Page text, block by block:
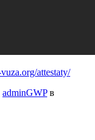
attestaty/
adminGWPв